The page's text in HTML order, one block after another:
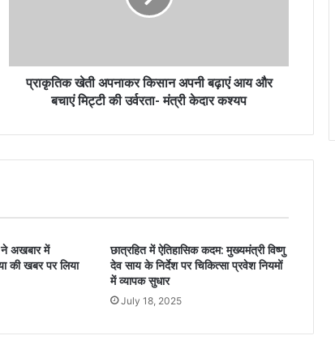
प्राकृतिक खेती अपनाकर किसान अपनी बढ़ाएं आय और
बचाएं मिट्टी की उर्वरता- मंत्री केदार कश्यप
ने अखबार में
की खबर पर लिया
छात्रहित में ऐतिहासिक कदम: मुख्यमंत्री विष्णु
देव साय के निर्देश पर चिकित्सा प्रवेश नियमों
में व्यापक सुधार
July 18, 2025